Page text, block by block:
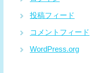
投稿フィード
コメントフィード
WordPress.org